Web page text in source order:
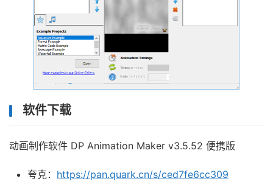
软件下载
动画制作软件 DP Animation Maker v3.5.52 便携版
夸克： https://pan.quark.cn/s/ced7fe6cc309